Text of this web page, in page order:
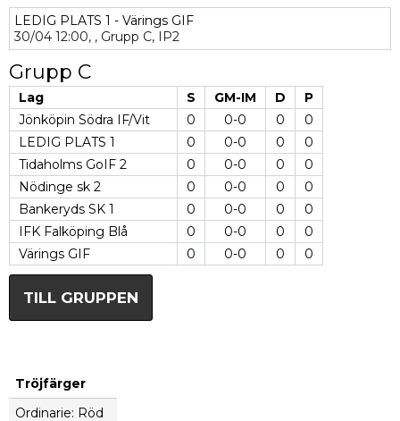
LEDIG PLATS 1 - Värings GIF
30/04 12:00, , Grupp C, IP2
Grupp C
Lag S GM-IM D
P
Jönköpin Södra IF/Vit
0 0-0 0
0
LEDIG PLATS 1
0 0-0 0
0
Tidaholms GoIF 2
0 0-0 0
0
Nödinge sk 2
0 0-0 0
0
Bankeryds SK 1
0 0-0 0
0
IFK Falköping Blå
0 0-0 0
0
Värings GIF
0 0-0 0 0
TILL GRUPPEN
Tröjfärger
Ordinarie: Röd